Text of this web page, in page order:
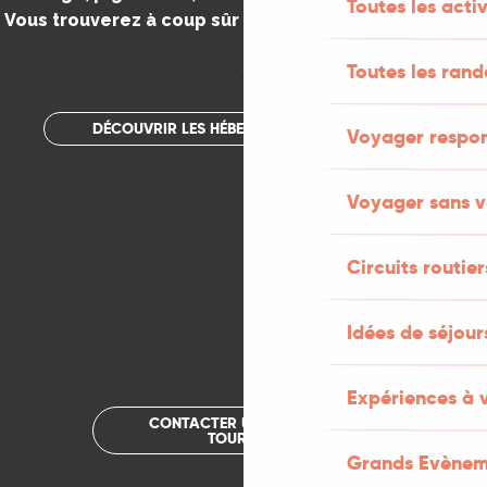
Toutes les
Toutes les
Voyager
Voyager sans
Circuits
Idées de
Expériences à
Grands
Vous trouverez à coup sûr votre bonheur dans le Lot.
.
DÉCOUVRIR LES HÉBERGEMENTS INSOLITES
CONTACTER UN OFFICE DE
TOURISME